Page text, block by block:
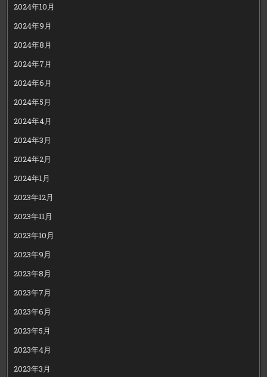
2024年10月
2024年9月
2024年8月
2024年7月
2024年6月
2024年5月
2024年4月
2024年3月
2024年2月
2024年1月
2023年12月
2023年11月
2023年10月
2023年9月
2023年8月
2023年7月
2023年6月
2023年5月
2023年4月
2023年3月